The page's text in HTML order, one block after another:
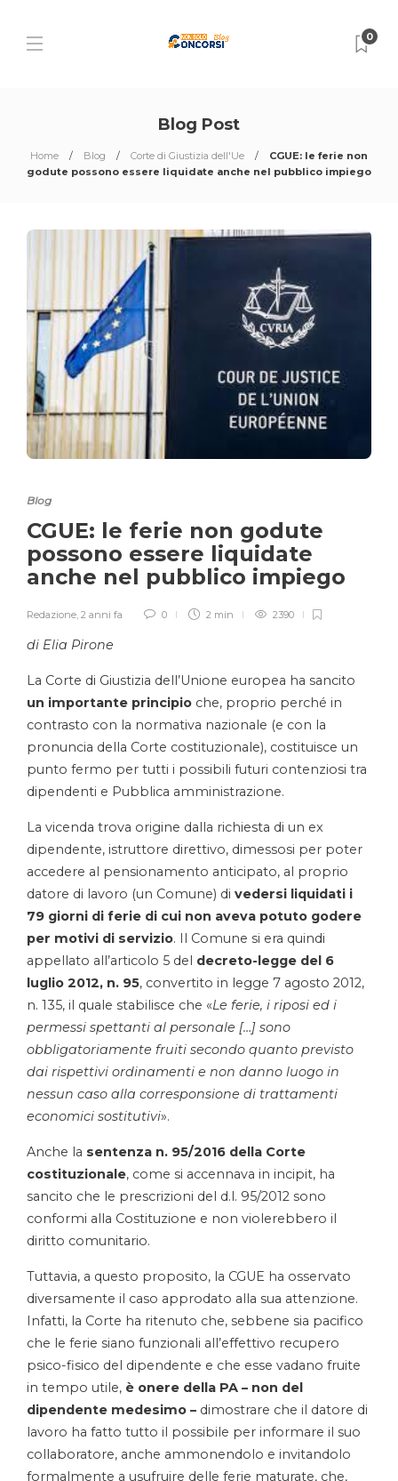
0
Blog Post
Home Blog Corte di Giustizia dell'Ue
CGUE: le ferie non
godute possono essere liquidate anche nel pubblico impiego
Blog
CGUE: le ferie non godute
possono essere liquidate
anche nel pubblico impiego
Redazione, 2 anni fa 0 2 min 2390
di Elia Pirone
La Corte di Giustizia dell’Unione europea ha sancito
un importante principio che, proprio perché in
contrasto con la normativa nazionale (e con la
pronuncia della Corte costituzionale), costituisce un
punto fermo per tutti i possibili futuri contenziosi tra
dipendenti e Pubblica amministrazione.
La vicenda trova origine dalla richiesta di un ex
dipendente, istruttore direttivo, dimessosi per poter
accedere al pensionamento anticipato, al proprio
datore di lavoro (un Comune) di vedersi liquidati i
79 giorni di ferie di cui non aveva potuto godere
per motivi di servizio. Il Comune si era quindi
appellato all’articolo 5 del decreto-legge del 6
luglio 2012, n. 95, convertito in legge 7 agosto 2012,
n. 135, il quale stabilisce che «Le ferie, i riposi ed i
permessi spettanti al personale […] sono
obbligatoriamente fruiti secondo quanto previsto
dai rispettivi ordinamenti e non danno luogo in
nessun caso alla corresponsione di trattamenti
economici sostitutivi».
Anche la sentenza n. 95/2016 della Corte
costituzionale, come si accennava in incipit, ha
sancito che le prescrizioni del d.l. 95/2012 sono
conformi alla Costituzione e non violerebbero il
diritto comunitario.
Tuttavia, a questo proposito, la CGUE ha osservato
diversamente il caso approdato alla sua attenzione.
Infatti, la Corte ha ritenuto che, sebbene sia pacifico
che le ferie siano funzionali all’effettivo recupero
psico-fisico del dipendente e che esse vadano fruite
in tempo utile, è onere della PA – non del
dipendente medesimo – dimostrare che il datore di
lavoro ha fatto tutto il possibile per informare il suo
collaboratore, anche ammonendolo e invitandolo
formalmente a usufruire delle ferie maturate, che,